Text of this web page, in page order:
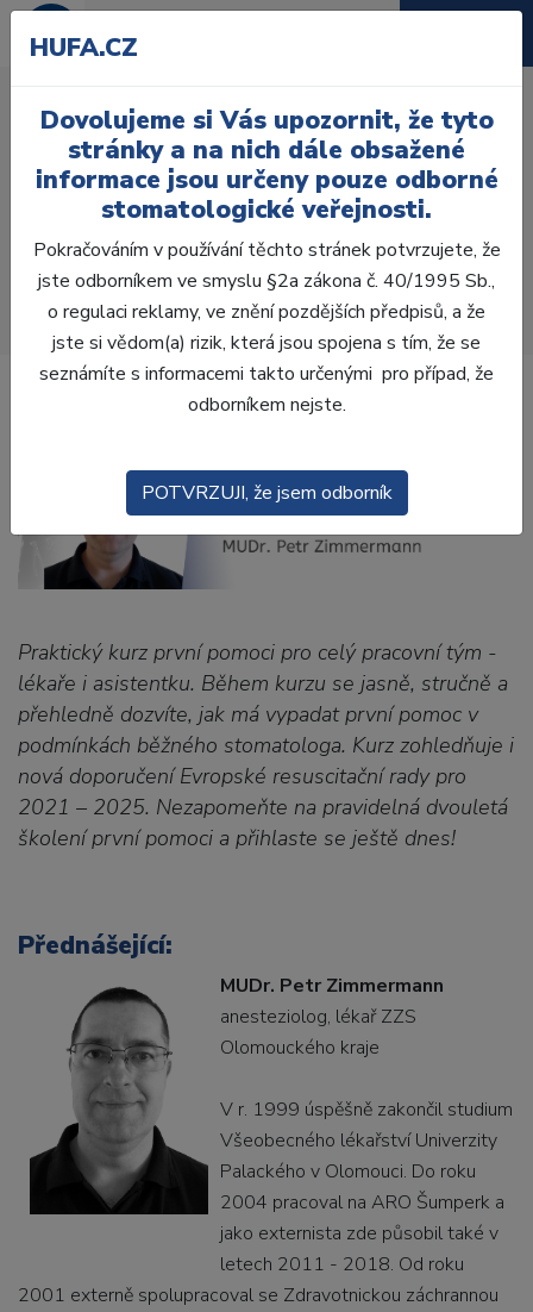
resuscitace a řešení
urgentních stavů v
ordinaci stomatologa
Úvod
Vzdělávání
Kardiopulmonální resuscitace a řešení urgentních
stavů v ordinaci stomatologa
Praktický kurz první pomoci pro celý pracovní tým -
lékaře i asistentku. Během kurzu se jasně, stručně a
přehledně dozvíte, jak má vypadat první pomoc v
podmínkách běžného stomatologa. Kurz zohledňuje i
nová doporučení Evropské resuscitační rady pro
2021 – 2025. Nezapomeňte na pravidelná dvouletá
školení první pomoci a přihlaste se ještě dnes!
Přednášející:
MUDr. Petr Zimmermann
anesteziolog, lékař ZZS
Olomouckého kraje
V r. 1999 úspěšně zakončil studium
Všeobecného lékařství Univerzity
Palackého v Olomouci. Do roku
2004 pracoval na ARO Šumperk a
jako externista zde působil také v
letech 2011 - 2018. Od roku
2001 externě spolupracoval se Zdravotnickou záchrannou
HUFA.CZ
Dovolujeme si Vás upozornit, že tyto
stránky a na nich dále obsažené
informace jsou určeny pouze odborné
stomatologické veřejnosti.
Pokračováním v používání těchto stránek potvrzujete, že
jste odborníkem ve smyslu §2a zákona č. 40/1995 Sb.,
o regulaci reklamy, ve znění pozdějších předpisů, a že
jste si vědom(a) rizik, která jsou spojena s tím, že se
seznámíte s informacemi takto určenými pro případ, že
odborníkem nejste.
POTVRZUJI, že jsem odborník